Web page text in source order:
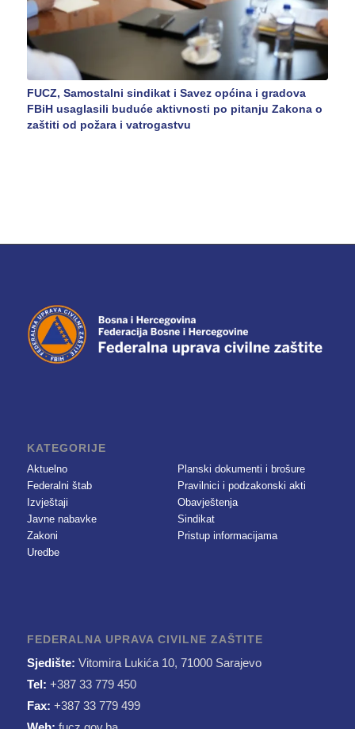
FUCZ, Samostalni sindikat i Savez općina i gradova
FBiH usaglasili buduće aktivnosti po pitanju Zakona o
zaštiti od požara i vatrogastvu
KATEGORIJE
Aktuelno
Federalni štab
Izvještaji
Javne nabavke
Zakoni
Uredbe
Planski dokumenti i brošure
Pravilnici i podzakonski akti
Obavještenja
Sindikat
Pristup informacijama
FEDERALNA UPRAVA CIVILNE ZAŠTITE
Sjedište: Vitomira Lukića 10, 71000 Sarajevo
Tel: +387 33 779 450
Fax: +387 33 779 499